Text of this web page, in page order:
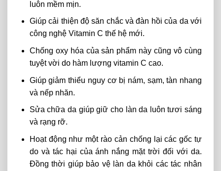
luôn mềm mịn.
Giúp cải thiện độ săn chắc và đàn hồi của da với
công nghệ Vitamin C thế hệ mới.
Chống oxy hóa của sản phẩm này cũng vô cùng
tuyệt vời do hàm lượng vitamin C cao.
Giúp giảm thiểu nguy cơ bị nám, sạm, tàn nhang
và nếp nhăn.
Sửa chữa da giúp giữ cho làn da luôn tươi sáng
và rạng rỡ.
Hoạt động như một rào cản chống lại các gốc tự
do và tác hại của ánh nắng mặt trời đối với da.
Đồng thời giúp bảo vệ làn da khỏi các tác nhân